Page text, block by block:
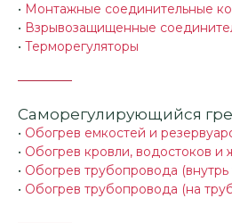
• Монтажные соединительные
• Взрывозащищенные
• Терморегуляторы
Саморегулирующийся
• Обогрев емкостей и
• Обогрев кровли, водостоков и
• Обогрев трубопровода (внутрь
• Обогрев трубопровода (на